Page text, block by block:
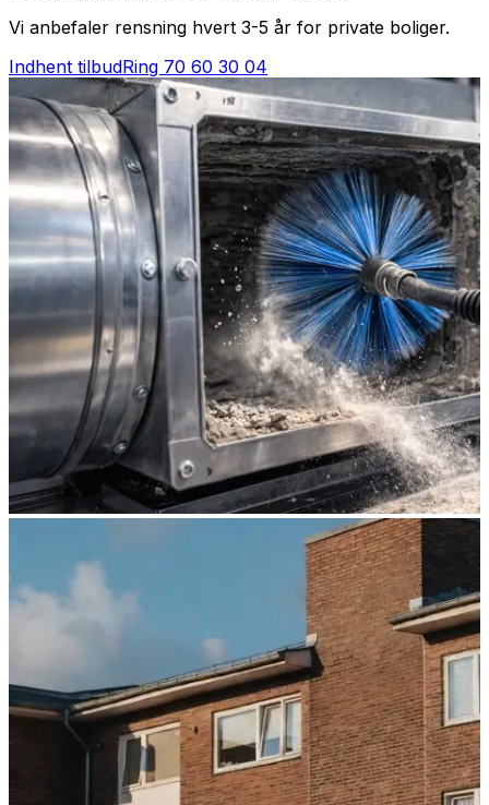
Vi anbefaler rensning hvert 3-5 år for private boliger.
Indhent tilbudRing 70 60 30 04